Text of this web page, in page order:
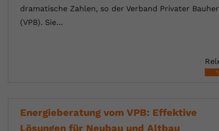
dramatische Zahlen, so der Verband Privater
(VPB). Sie…
Energieberatung vom VPB: Effektive
Lösungen für Neubau und Altbau